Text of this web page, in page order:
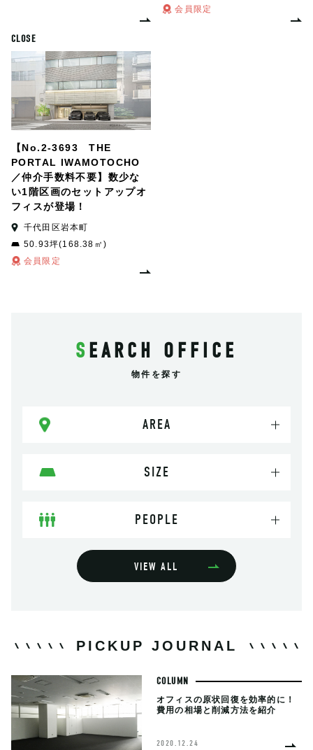
会員限定
CLOSE
【No.2-3693 THE
PORTAL IWAMOTOCHO
／仲介手数料不要】数少な
い1階区画のセットアップオ
フィスが登場！
千代田区岩本町
50.93坪(168.38㎡)
会員限定
SEARCH OFFICE
物件を探す
AREA
SIZE
PEOPLE
VIEW ALL
PICKUP JOURNAL
COLUMN
オフィスの原状回復を効率的に！
費用の相場と削減方法を紹介
2020.12.24